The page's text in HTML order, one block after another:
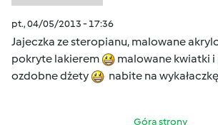
pt., 04/05/2013 - 17:36
Jajeczka ze steropianu, malowane
pokryte lakierem
malowane kwiatki
ozdobne dżety
nabite na wykałaczkę
Góra strony